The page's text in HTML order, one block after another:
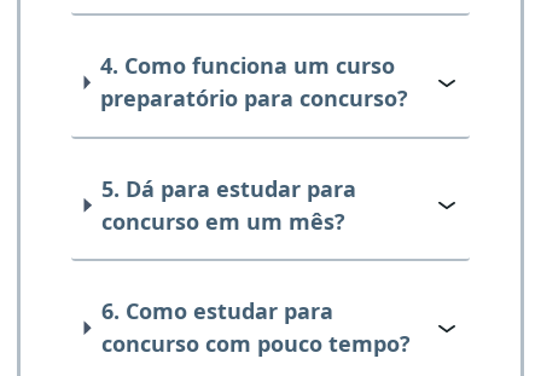
4. Como funciona um curso
preparatório para concurso?
5. Dá para estudar para
concurso em um mês?
6. Como estudar para
concurso com pouco tempo?